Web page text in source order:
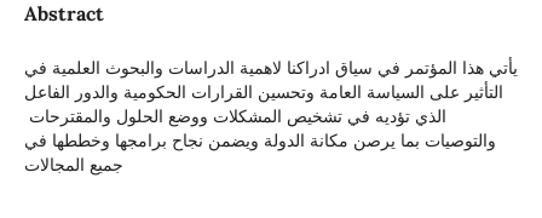
Abstract
يأتي هذا المؤتمر في سياق ادراكنا لاهمية الدراسات والبحوث العلمية في
التأثير على السياسة العامة وتحسين القرارات الحكومية والدور الفاعل
الذي تؤديه في تشخيص المشكلات ووضع الحلول والمقترحات
والتوصيات بما يرصن مكانة الدولة ويضمن نجاح برامجها وخططها في
جميع المجالات